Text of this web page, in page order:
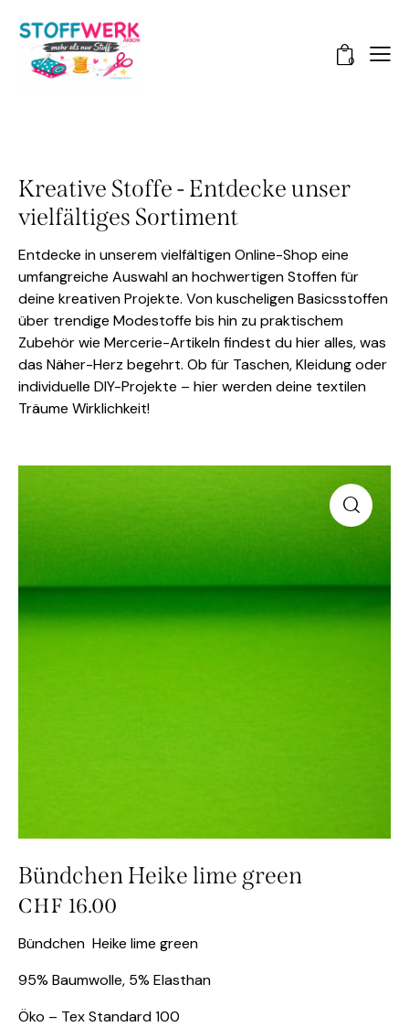
0
Kreative Stoffe - Entdecke unser
vielfältiges Sortiment
Entdecke in unserem vielfältigen Online-Shop eine
umfangreiche Auswahl an hochwertigen Stoffen für
deine kreativen Projekte. Von kuscheligen Basicsstoffen
über trendige Modestoffe bis hin zu praktischem
Zubehör wie Mercerie-Artikeln findest du hier alles, was
das Näher-Herz begehrt. Ob für Taschen, Kleidung oder
individuelle DIY-Projekte – hier werden deine textilen
Träume Wirklichkeit!
Bündchen Heike lime green
CHF 16.00
Bündchen Heike lime green
95% Baumwolle, 5% Elasthan
Öko – Tex Standard 100